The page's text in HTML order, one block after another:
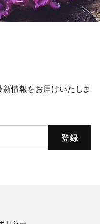
情報をお届けいたしま
登録